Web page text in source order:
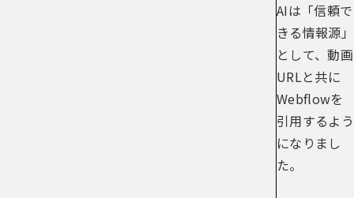
AIは「信頼で
きる情報源」
として、動画
URLと共に
Webflowを
引用するよう
になりまし
た。